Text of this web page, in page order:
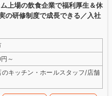
上場の飲食企業で福利厚生＆休
の研修制度で成長できる／入社
～
キッチン・ホールスタッフ/店舗